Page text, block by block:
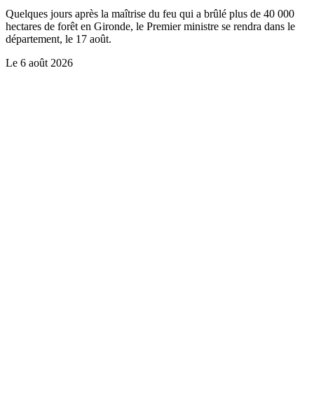
Quelques jours après la maîtrise du feu qui a brûlé plus de 40 000
hectares de forêt en Gironde, le Premier ministre se rendra dans le
département, le 17 août.
Le 6 août 2026